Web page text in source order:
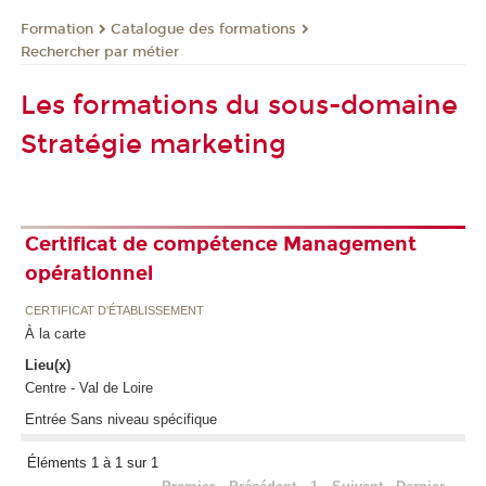
Formation
Catalogue des formations
Rechercher par métier
Les formations du sous-domaine
Stratégie marketing
Certificat de compétence Management
opérationnel
CERTIFICAT D'ÉTABLISSEMENT
À la carte
Lieu(x)
Centre - Val de Loire
Entrée Sans niveau spécifique
Éléments 1 à 1 sur 1